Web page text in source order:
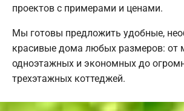
проектов с примерами и ценами.
Мы готовы предложить удобные,
красивые дома любых размеров: от
одноэтажных и экономных до
трехэтажных коттеджей.